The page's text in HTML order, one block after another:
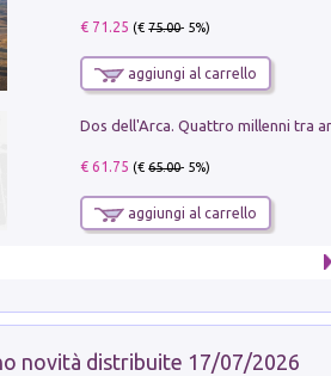
€ 71.25 (€75.00- 5%)
aggiungi al carrello
€ 61.75 (€65.00- 5%)
aggiungi al carrello
novità distribuite 17/07/2026